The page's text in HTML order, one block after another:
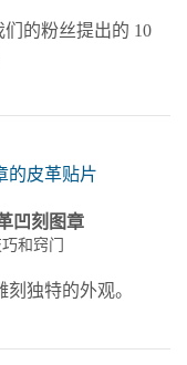
的粉丝提出的 10
凹刻图章
和窍门
独特的外观。